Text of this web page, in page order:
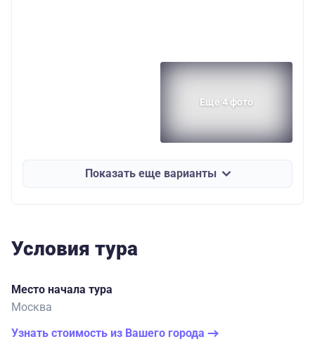
Еще 4 фото
Показать еще варианты
Условия тура
Место начала тура
Москва
Узнать стоимость из Вашего города